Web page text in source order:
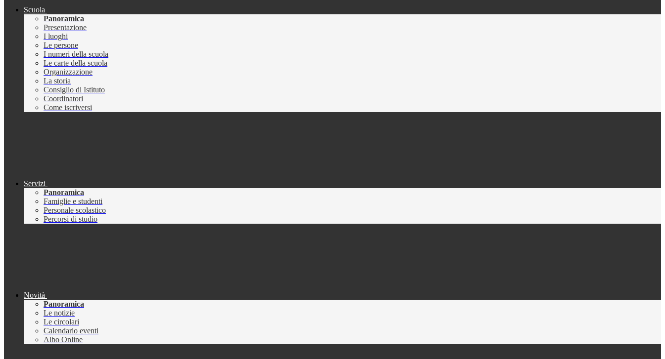
Scuola
Panoramica
Presentazione
I luoghi
Le persone
I numeri della scuola
Le carte della scuola
Organizzazione
La storia
Consiglio di Istituto
Coordinatori
Come iscriversi
Servizi
Panoramica
Famiglie e studenti
Personale scolastico
Percorsi di studio
Novità
Panoramica
Le notizie
Le circolari
Calendario eventi
Albo Online